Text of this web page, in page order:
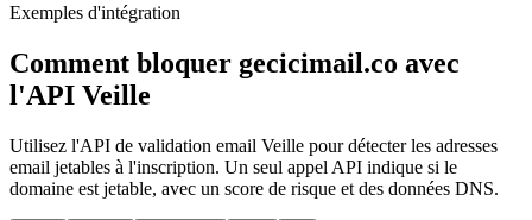
Exemples d'intégration
Comment bloquer gecicimail.co avec
l'API Veille
Utilisez l'API de validation email Veille pour détecter les adresses
email jetables à l'inscription. Un seul appel API indique si le
domaine est jetable, avec un score de risque et des données DNS.